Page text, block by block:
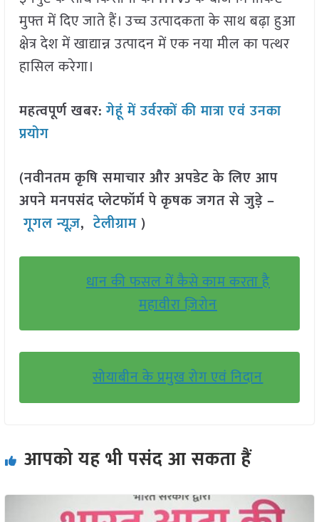
मुफ्त में दिए जाते हैं। उच्च उत्पादकता के साथ बढ़ा हुआ
क्षेत्र देश में खाद्यान्न उत्पादन में एक नया मील का पत्थर
हासिल करेगा।
महत्वपूर्ण खबर:गेहूं में उर्वरकों की मात्रा एवं उनका
प्रयोग
(नवीनतम कृषि समाचार और अपडेट के लिए आप
अपने मनपसंद प्लेटफॉर्म पे कृषक जगत से जुड़े –
गूगल न्यूज़,टेलीग्राम )
धान की फसल में कैसे काम करता है
महावीरा ज़िरोन
सोयाबीन के प्रमुख रोग एवं निदान
आपको यह भी पसंद आ सकता हैं